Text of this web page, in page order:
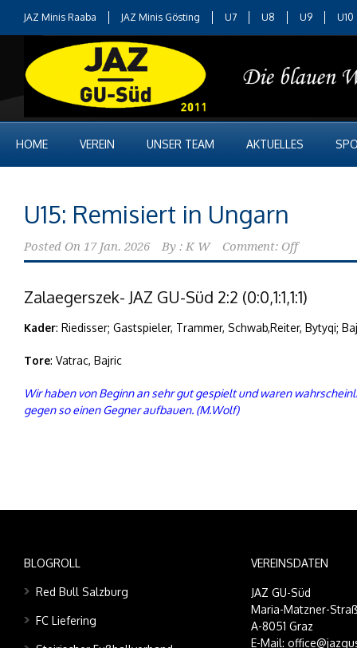
JAZ Minis Raaba JAZ Minis Gösting U7 U8 U9 U10
HOME VEREIN UNSER TEAM AKTUELLES
U15: Remisiert in Ungarn
Posted On 17 Jan. 2026 By : K W Comment: Off
Zalaegerszek- JAZ GU-Süd 2:2 (0:0,1:1,1:1)
Kader: Riedisser; Gastspieler, Trammer, Schwab,Reiter, Bytyqi;
Tore: Vatrac, Bajric
Wir haben von Beginn an sehr gut gespielt und waren
gegen so einen Gegner aufbauen. (M.Wolf)
BLOGROLL
Red Bull Salzburg
FC Liefering
VEREINSDATEN
JAZ GU-Süd
Maria-Matzner-
A-8051 Graz
E-Mail: